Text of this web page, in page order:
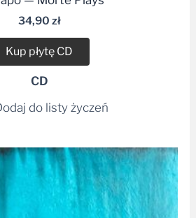
Kup płytę CD
CD
Dodaj do listy życzeń